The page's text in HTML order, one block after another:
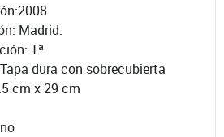
2008
Madrid.
1ª
Tapa dura con sobrecubierta
cm x 29 cm